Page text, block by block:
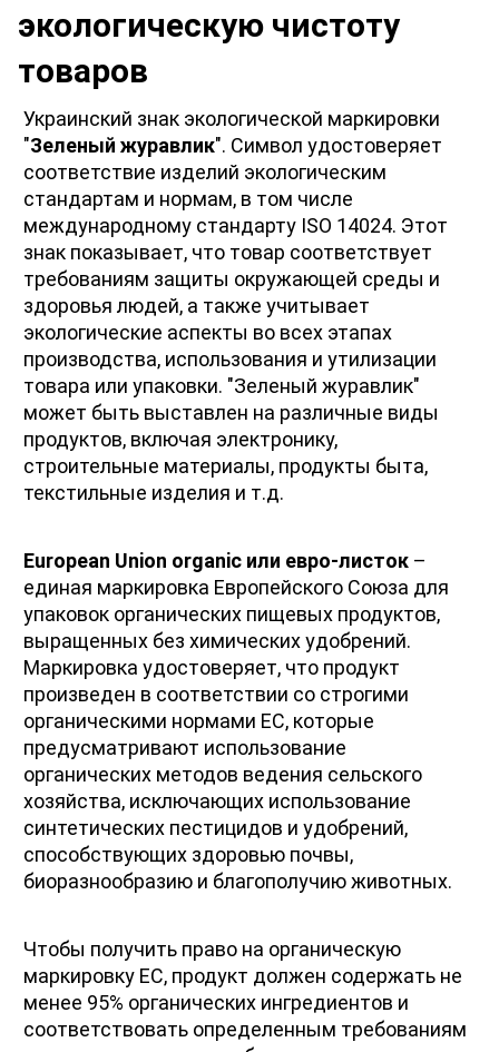
экологическую чистоту
товаров
Украинский знак экологической маркировки
"Зеленый журавлик". Символ удостоверяет
соответствие изделий экологическим
стандартам и нормам, в том числе
международному стандарту ISO 14024. Этот
знак показывает, что товар соответствует
требованиям защиты окружающей среды и
здоровья людей, а также учитывает
экологические аспекты во всех этапах
производства, использования и утилизации
товара или упаковки. "Зеленый журавлик"
может быть выставлен на различные виды
продуктов, включая электронику,
строительные материалы, продукты быта,
текстильные изделия и т.д.
European Union organic или евро-листок –
единая маркировка Европейского Союза для
упаковок органических пищевых продуктов,
выращенных без химических удобрений.
Маркировка удостоверяет, что продукт
произведен в соответствии со строгими
органическими нормами ЕС, которые
предусматривают использование
органических методов ведения сельского
хозяйства, исключающих использование
синтетических пестицидов и удобрений,
способствующих здоровью почвы,
биоразнообразию и благополучию животных.
Чтобы получить право на органическую
маркировку ЕС, продукт должен содержать не
менее 95% органических ингредиентов и
соответствовать определенным требованиям